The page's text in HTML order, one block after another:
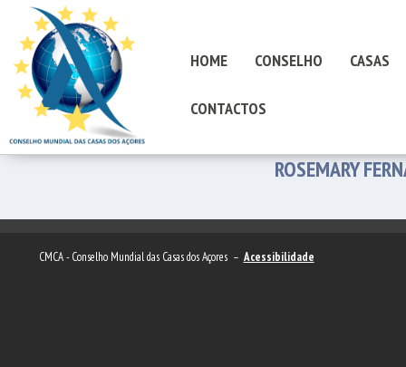
HOME CONSELHO CASAS
CONTACTOS
ROSEMARY
CMCA - Conselho Mundial das Casas dos Açores – Acessibilidade